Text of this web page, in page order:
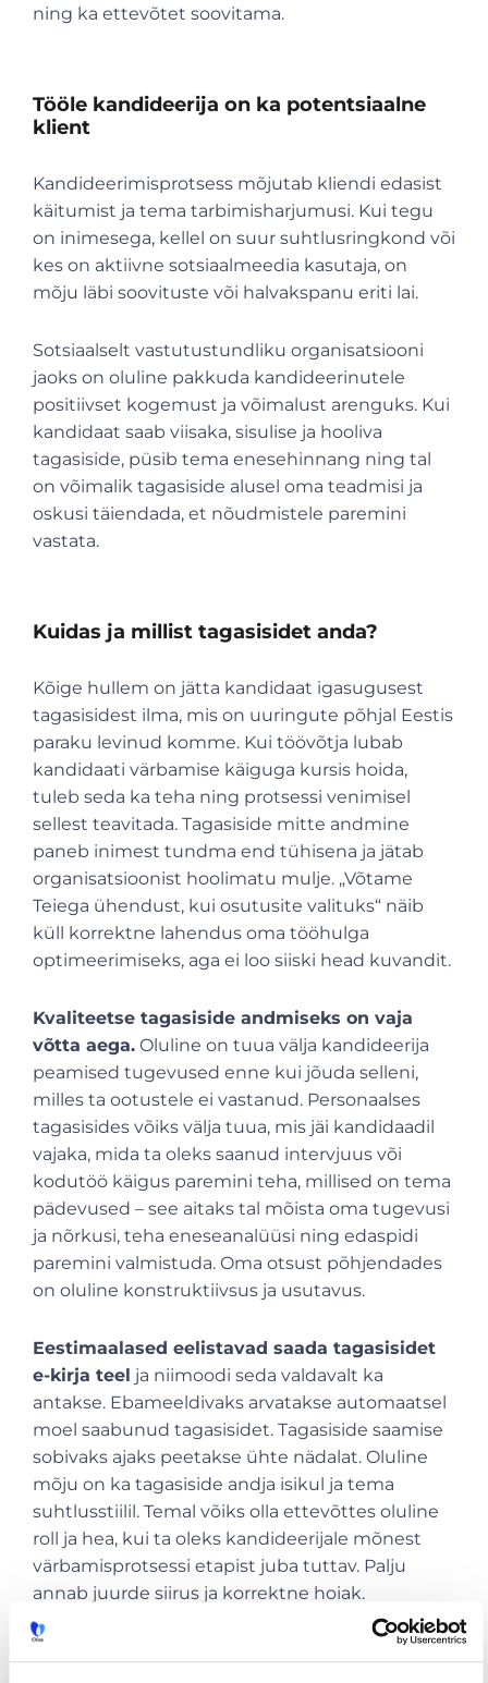
ning ka ettevõtet soovitama.
Tööle kandideerija on ka potentsiaalne
klient
Kandideerimisprotsess mõjutab kliendi edasist
käitumist ja tema tarbimisharjumusi. Kui tegu
on inimesega, kellel on suur suhtlusringkond või
kes on aktiivne sotsiaalmeedia kasutaja, on
mõju läbi soovituste või halvakspanu eriti lai.
Sotsiaalselt vastutustundliku organisatsiooni
jaoks on oluline pakkuda kandideerinutele
positiivset kogemust ja võimalust arenguks. Kui
kandidaat saab viisaka, sisulise ja hooliva
tagasiside, püsib tema enesehinnang ning tal
on võimalik tagasiside alusel oma teadmisi ja
oskusi täiendada, et nõudmistele paremini
vastata.
Kuidas ja millist tagasisidet anda?
Kõige hullem on jätta kandidaat igasugusest
tagasisidest ilma, mis on uuringute põhjal Eestis
paraku levinud komme. Kui töövõtja lubab
kandidaati värbamise käiguga kursis hoida,
tuleb seda ka teha ning protsessi venimisel
sellest teavitada. Tagasiside mitte andmine
paneb inimest tundma end tühisena ja jätab
organisatsioonist hoolimatu mulje. „Võtame
Teiega ühendust, kui osutusite valituks“ näib
küll korrektne lahendus oma tööhulga
optimeerimiseks, aga ei loo siiski head kuvandit.
Kvaliteetse tagasiside andmiseks on vaja
võtta aega. Oluline on tuua välja kandideerija
peamised tugevused enne kui jõuda selleni,
milles ta ootustele ei vastanud. Personaalses
tagasisides võiks välja tuua, mis jäi kandidaadil
vajaka, mida ta oleks saanud intervjuus või
kodutöö käigus paremini teha, millised on tema
pädevused – see aitaks tal mõista oma tugevusi
ja nõrkusi, teha eneseanalüüsi ning edaspidi
paremini valmistuda. Oma otsust põhjendades
on oluline konstruktiivsus ja usutavus.
Eestimaalased eelistavad saada tagasisidet
e-kirja teel ja niimoodi seda valdavalt ka
antakse. Ebameeldivaks arvatakse automaatsel
moel saabunud tagasisidet. Tagasiside saamise
sobivaks ajaks peetakse ühte nädalat. Oluline
mõju on ka tagasiside andja isikul ja tema
suhtlusstiilil. Temal võiks olla ettevõttes oluline
roll ja hea, kui ta oleks kandideerijale mõnest
värbamisprotsessi etapist juba tuttav. Palju
annab juurde siirus ja korrektne hoiak.
Kokkuvõttes saab öelda, et värbamisprotsessis